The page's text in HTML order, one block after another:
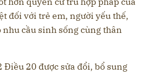
đối với trẻ em, người yếu thế,
nhu cầu sinh sống cùng thân
Điều 20 được sửa đổi, bổ sung